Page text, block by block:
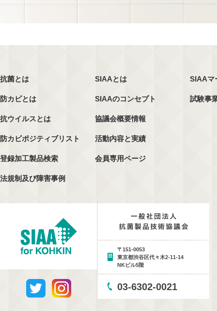
抗菌とは
防カビとは
抗ウイルスとは
防カビポジティブリスト
登録加工製品検索
法規制及び障害事例
SIAAとは
SIAAのコンセプト
協議会概要情報
活動内容と実績
会員専用ページ
SIAAマ
試験事
〒151-0053
東京都渋谷区代々木2-11-14
NKビル5階
03-6302-0021